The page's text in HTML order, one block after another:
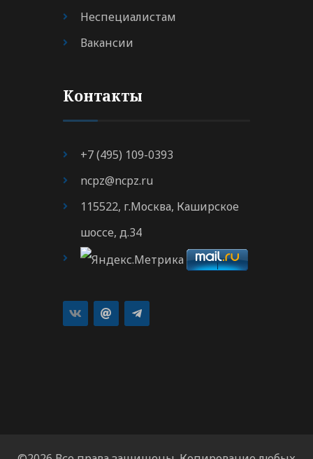
Неспециалистам
Вакансии
Контакты
+7 (495) 109-0393
ncpz@ncpz.ru
115522, г.Москва, Каширское
шоссе, д.34